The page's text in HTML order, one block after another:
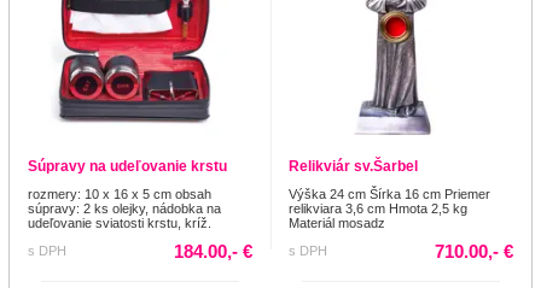
Súpravy na udeľovanie krstu
rozmery: 10 x 16 x 5 cm obsah
súpravy: 2 ks olejky, nádobka na
udeľovanie sviatosti krstu, kríž.
s DPH
184.00,- €
Relikviár sv.Šarbel
Výška 24 cm Šírka 16 cm Priemer
relikviara 3,6 cm Hmota 2,5 kg
Materiál mosadz
s DPH
710.00,- €